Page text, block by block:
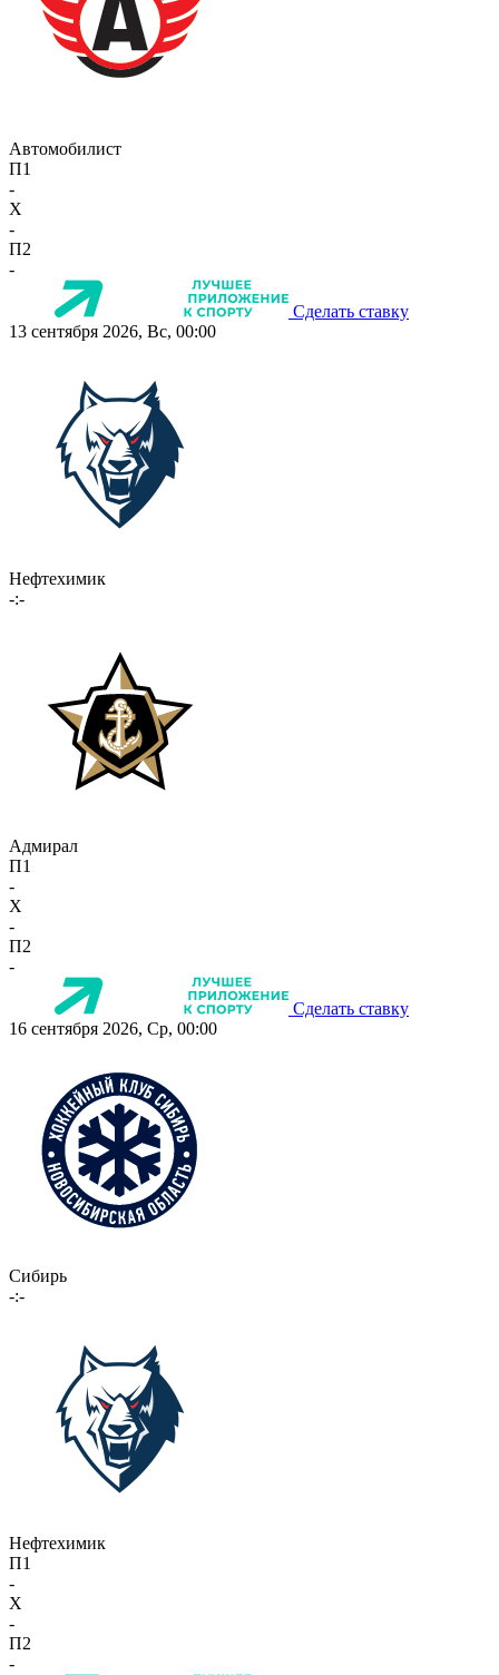
Автомобилист
П1
-
X
-
П2
-
Сделать ставку
13 сентября 2026, Вс, 00:00
Нефтехимик
-:-
Адмирал
П1
-
X
-
П2
-
Сделать ставку
16 сентября 2026, Ср, 00:00
Сибирь
-:-
Нефтехимик
П1
-
X
-
П2
-